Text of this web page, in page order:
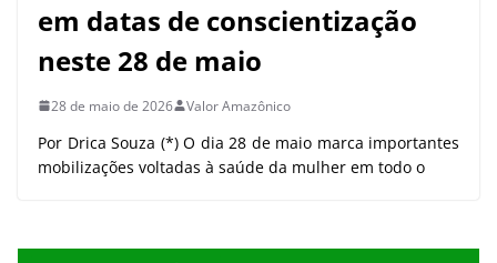
em datas de conscientização
neste 28 de maio
28 de maio de 2026 Valor Amazônico
Por Drica Souza (*) O dia 28 de maio marca importantes
mobilizações voltadas à saúde da mulher em todo o